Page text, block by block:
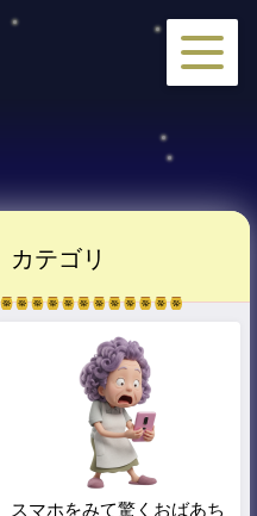
カテゴリ
スマホをみて驚くおばあち